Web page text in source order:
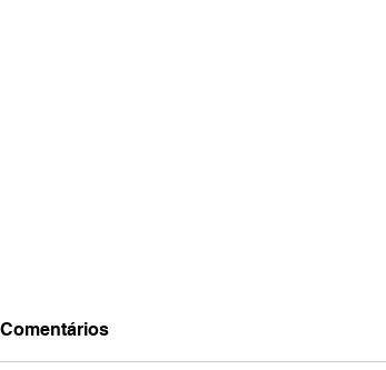
Comentários